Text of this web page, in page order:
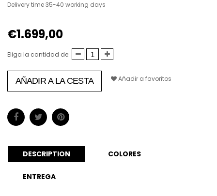
Delivery time 35-40 working days
€1.699,00
Eliga la cantidad de:
AÑADIR A LA CESTA Añadir a favoritos
DESCRIPTION COLORES
ENTREGA